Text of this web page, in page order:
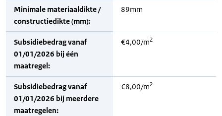
Minimale materiaaldikte /
constructiedikte (mm):
89mm
Subsidiebedrag vanaf
01/01/2026 bij één
maatregel:
€4,00/m2
Subsidiebedrag vanaf
01/01/2026 bij meerdere
maatregelen:
€8,00/m2